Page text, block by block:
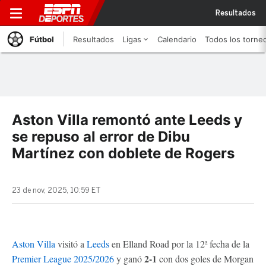
Resultados
Fútbol Resultados Ligas Calendario Todos los
Aston Villa remontó ante Leeds y
se repuso al error de Dibu
Martínez con doblete de Rogers
23 de nov, 2025, 10:59 ET
Aston Villa visitó a Leedsen Elland Road por la 12ª fecha de la
Premier League 2025/2026y ganó2-1 con dos goles de Morgan